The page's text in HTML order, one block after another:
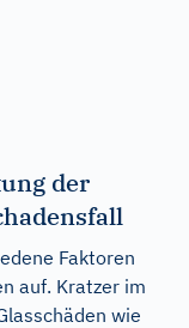
der
Faktoren
auf. Kratzer im
wie